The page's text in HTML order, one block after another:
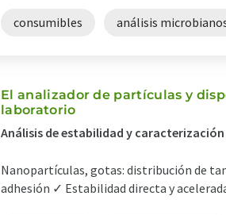
consumibles análisis
El analizador de partículas y
laboratorio
Análisis de estabilidad y
Nanopartículas, gotas: distribución de
adhesión ✓ Estabilidad directa y